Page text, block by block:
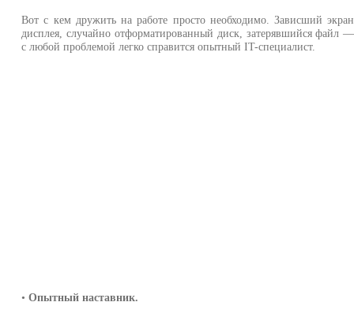
Вот с кем дружить на работе просто необходимо. Зависший экран
дисплея, случайно отформатированный диск, затерявшийся файл —
с любой проблемой легко справится опытный IT-специалист.
•Опытный наставник.